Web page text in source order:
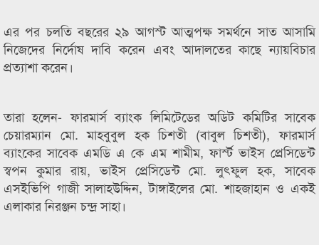
এর পর চলতি বছরের ২৯ আগস্ট আত্মপক্ষ সমর্থনে সাত আসামি
নিজেদের নির্দোষ দাবি করেন এবং আদালতের কাছে ন্যায়বিচার
প্রত্যাশা করেন।
তারা হলেন- ফারমার্স ব্যাংক লিমিটেডের অডিট কমিটির সাবেক
চেয়ারম্যান মো. মাহবুবুল হক চিশতী (বাবুল চিশতী), ফারমার্স
ব্যাংকের সাবেক এমডি এ কে এম শামীম, ফার্স্ট ভাইস প্রেসিডেন্ট
স্বপন কুমার রায়, ভাইস প্রেসিডেন্ট মো. লুৎফুল হক, সাবেক
এসইভিপি গাজী সালাহউদ্দিন, টাঙ্গাইলের মো. শাহজাহান ও একই
এলাকার নিরঞ্জন চন্দ্র সাহা।